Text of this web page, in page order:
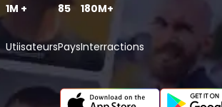
1M +
Utiisateurs
85
Pays
180M+
Interractions